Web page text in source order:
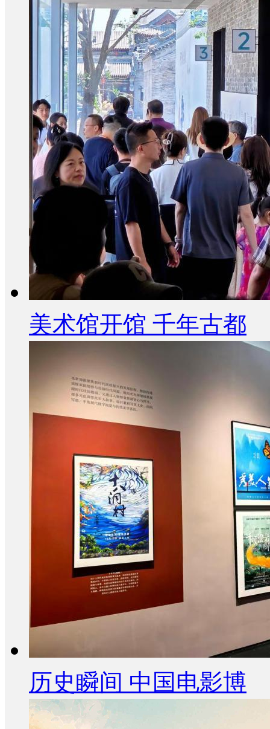
美术馆开馆 千年古都
历史瞬间 中国电影博